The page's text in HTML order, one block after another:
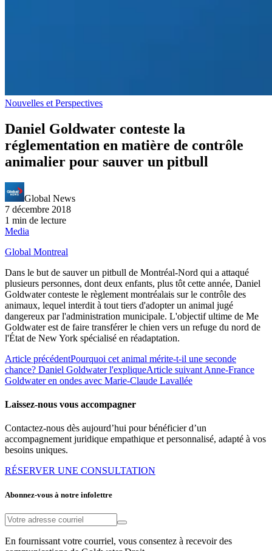
Nouvelles et Perspectives
Daniel Goldwater conteste la
réglementation en matière de contrôle
animalier pour sauver un pitbull
Global News
7 décembre 2018
1 min de lecture
Media
Global Montreal
Dans le but de sauver un pitbull de Montréal-Nord qui a attaqué
plusieurs personnes, dont deux enfants, plus tôt cette année, Daniel
Goldwater conteste le règlement montréalais sur le contrôle des
animaux, lequel interdit à tout tiers d'adopter un animal jugé
dangereux par l'administration municipale. L'objectif ultime de Me
Goldwater est de faire transférer le chien vers un refuge du nord de
l'État de New York spécialisé en réadaptation.
Article précédentPourquoi cet animal mérite-t-il une seconde
chance? Daniel Goldwater l'expliqueArticle suivant Anne-France
Goldwater en ondes avec Marie-Claude Lavallée
Laissez-nous vous accompagner
Contactez-nous dès aujourd’hui pour bénéficier d’un
accompagnement juridique empathique et personnalisé, adapté à vos
besoins uniques.
RÉSERVER UNE CONSULTATION
Abonnez-vous à notre infolettre
En fournissant votre courriel, vous consentez à recevoir des